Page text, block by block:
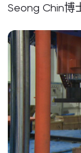
Seong Chin博